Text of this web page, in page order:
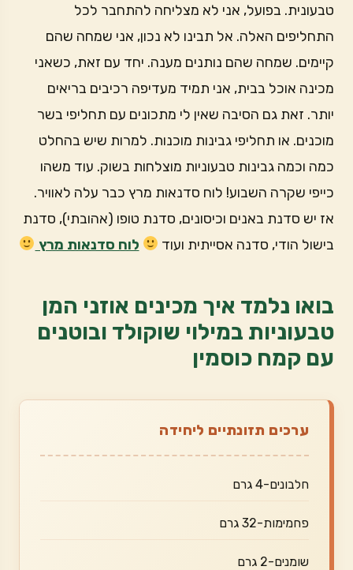
טבעונית. בפועל, אני לא מצליחה להתחבר לכל
התחליפים האלה. אל תבינו לא נכון, אני שמחה שהם
קיימים. שמחה שהם נותנים מענה. יחד עם זאת, כשאני
מכינה אוכל בבית, אני תמיד מעדיפה רכיבים בריאים
יותר. זאת גם הסיבה שאין לי מתכונים עם תחליפי בשר
מוכנים. או תחליפי גבינות מוכנות. למרות שיש בהחלט
כמה וכמה גבינות טבעוניות מוצלחות בשוק. עוד משהו
כייפי שקרה השבוע! לוח סדנאות מרץ כבר עלה לאוויר.
אז יש סדנת באנים וכיסונים, סדנת טופו (אהובתי), סדנת
בישול הודי, סדנה אסייתית ועוד
לוח סדנאות מרץ
בואו נלמד איך מכינים אוזני המן
טבעוניות במילוי שוקולד ובוטנים
עם קמח כוסמין
ערכים תזונתיים ליחידה
חלבונים-4 גרם
פחמימות-32 גרם
שומנים-2 גרם